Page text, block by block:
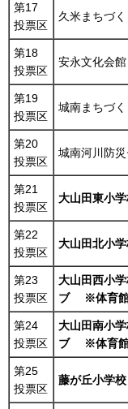
第17
投票区
久米まちづ
第18
投票区
安永文化会館
第19
投票区
城南まちづ
第20
投票区
城南河川防
第21
投票区
大山田東小
第22
投票区
大山田北小
第23
投票区
大山田西小
ブ ※体育館
第24
投票区
大山田南小
ブ ※体育館
第25
投票区
藤が丘小学